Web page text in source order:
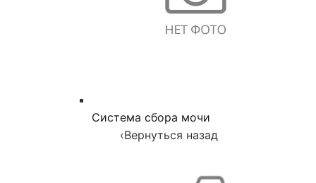
Система сбора мочи
‹Вернуться назад